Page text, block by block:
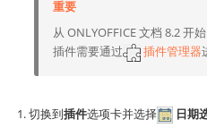
重要
从 ONLYOFFICE 文档 8.2 开
插件需要通过
插件管理器
切换到插件选项卡并选择 日期